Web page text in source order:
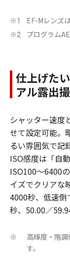
※1 EF-Mレンズ
※2 プログラム
仕上げた
アル露出撮
シャッター速度
せて設定可能。
るい雰囲気で記
ISO感度は「自
ISO100～6400
イズでクリアな
4000秒、低速
秒、50.00／
※
高輝度・階
す。